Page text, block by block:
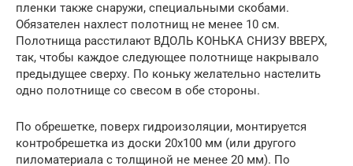
пленки также снаружи, специальными скобами.
Обязателен нахлест полотнищ не менее 10 см.
Полотнища расстилают ВДОЛЬ КОНЬКА СНИЗУ ВВЕРХ,
так, чтобы каждое следующее полотнище накрывало
предыдущее сверху. По коньку желательно настелить
одно полотнище со свесом в обе стороны.
По обрешетке, поверх гидроизоляции, монтируется
контробрешетка из доски 20х100 мм (или другого
пиломатериала с толщиной не менее 20 мм). По